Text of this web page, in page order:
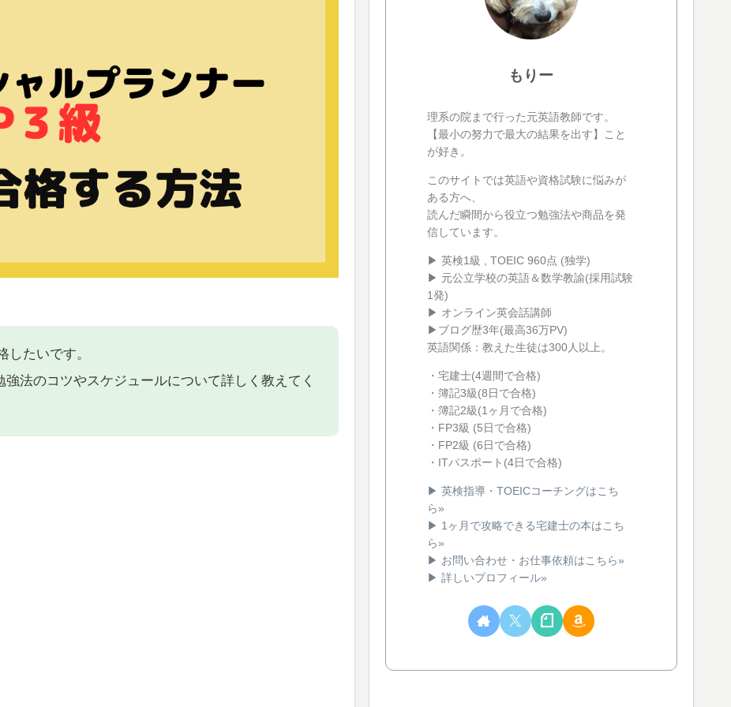
したいです。
強法のコツやスケジュールについて詳しく教えてく
もりー
理系の院まで行った元英語教師です。
【最小の努力で最大の結果を出す】こと
が好き。
このサイトでは英語や資格試験に悩みが
ある方へ、
読んだ瞬間から役立つ勉強法や商品を発
信しています。
▶ 英検1級 , TOEIC 960点 (独学)
▶ 元公立学校の英語＆数学教諭(採用試験
1発)
▶ オンライン英会話講師
▶ブログ歴3年(最高36万PV)
英語関係：教えた生徒は300人以上。
・宅建士(4週間で合格)
・簿記3級(8日で合格)
・簿記2級(1ヶ月で合格)
・FP3級 (5日で合格)
・FP2級 (6日で合格)
・ITパスポート(4日で合格)
▶ 英検指導・TOEICコーチングはこち
ら»
▶ 1ヶ月で攻略できる宅建士の本はこち
ら»
▶ お問い合わせ・お仕事依頼はこちら»
▶ 詳しいプロフィール»